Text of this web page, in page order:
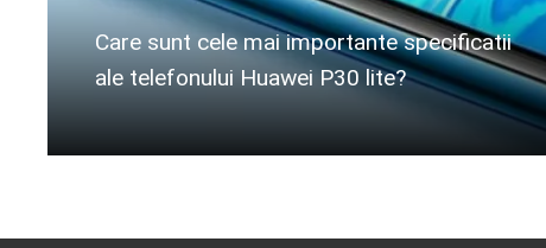
Care sunt cele mai importante specificatii
ale telefonului Huawei P30 lite?